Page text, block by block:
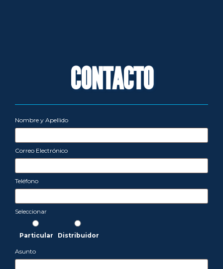
CONTACTO
Nombre y Apellido
Correo Electrónico
Teléfono
Seleccionar
Particular Distribuidor
Asunto